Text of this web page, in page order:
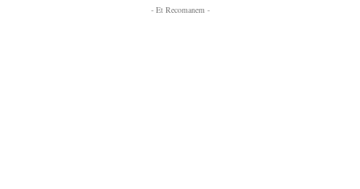
- Et Recomanem -